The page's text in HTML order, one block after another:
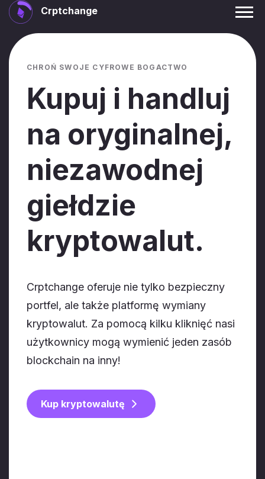
Crptchange
CHROŃ SWOJE CYFROWE BOGACTWO
Kupuj i handluj
na oryginalnej,
niezawodnej
giełdzie
kryptowalut.
Crptchange oferuje nie tylko bezpieczny
portfel, ale także platformę wymiany
kryptowalut. Za pomocą kilku kliknięć nasi
użytkownicy mogą wymienić jeden zasób
blockchain na inny!
Kup kryptowalutę